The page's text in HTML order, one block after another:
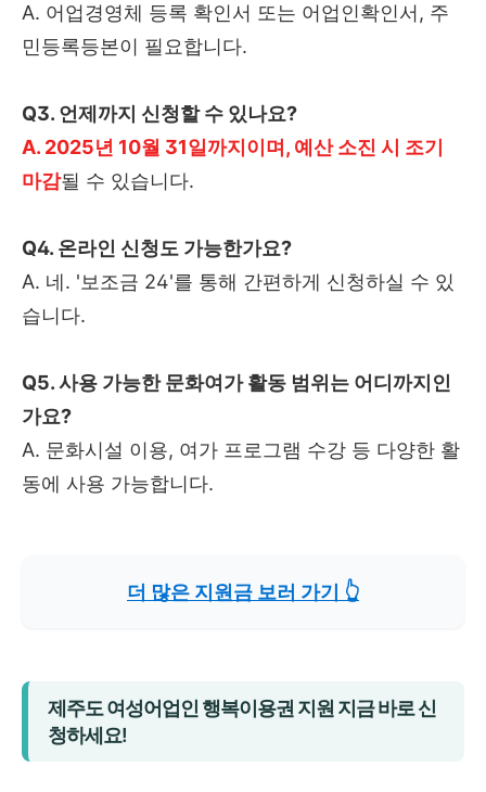
A. 어업경영체 등록 확인서 또는 어업인확인서, 주
민등록등본이 필요합니다.
Q3. 언제까지 신청할 수 있나요?
A. 2025년 10월 31일까지이며, 예산 소진 시 조기
마감될 수 있습니다.
Q4. 온라인 신청도 가능한가요?
A. 네. '보조금 24'를 통해 간편하게 신청하실 수 있
습니다.
Q5. 사용 가능한 문화여가 활동 범위는 어디까지인
가요?
A. 문화시설 이용, 여가 프로그램 수강 등 다양한 활
동에 사용 가능합니다.
더 많은 지원금 보러 가기 👆
제주도 여성어업인 행복이용권 지원 지금 바로 신
청하세요!